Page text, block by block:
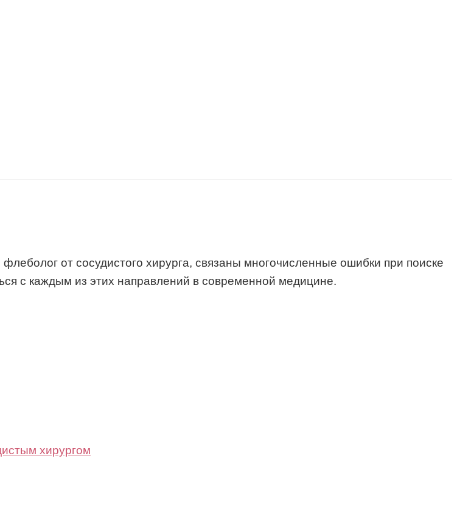
от сосудистого хирурга, связаны многочисленные ошибки при поиске
с каждым из этих направлений в современной медицине.
хирургом